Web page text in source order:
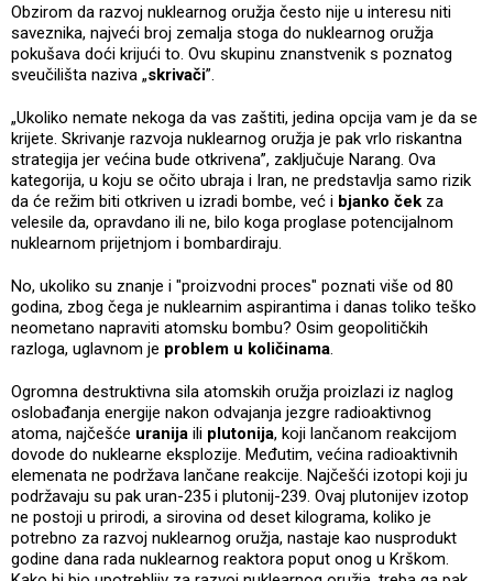
Obzirom da razvoj nuklearnog oružja često nije u interesu niti
saveznika, najveći broj zemalja stoga do nuklearnog oružja
pokušava doći krijući to. Ovu skupinu znanstvenik s poznatog
sveučilišta naziva „skrivači”.
„Ukoliko nemate nekoga da vas zaštiti, jedina opcija vam je da se
krijete. Skrivanje razvoja nuklearnog oružja je pak vrlo riskantna
strategija jer većina bude otkrivena”, zaključuje Narang. Ova
kategorija, u koju se očito ubraja i Iran, ne predstavlja samo rizik
da će režim biti otkriven u izradi bombe, već i bjanko ček za
velesile da, opravdano ili ne, bilo koga proglase potencijalnom
nuklearnom prijetnjom i bombardiraju.
No, ukoliko su znanje i "proizvodni proces" poznati više od 80
godina, zbog čega je nuklearnim aspirantima i danas toliko teško
neometano napraviti atomsku bombu? Osim geopolitičkih
razloga, uglavnom je problem u količinama.
Ogromna destruktivna sila atomskih oružja proizlazi iz naglog
oslobađanja energije nakon odvajanja jezgre radioaktivnog
atoma, najčešće uranija ili plutonija, koji lančanom reakcijom
dovode do nuklearne eksplozije. Međutim, većina radioaktivnih
elemenata ne podržava lančane reakcije. Najčešći izotopi koji ju
podržavaju su pak uran-235 i plutonij-239. Ovaj plutonijev izotop
ne postoji u prirodi, a sirovina od deset kilograma, koliko je
potrebno za razvoj nuklearnog oružja, nastaje kao nusprodukt
godine dana rada nuklearnog reaktora poput onog u Krškom.